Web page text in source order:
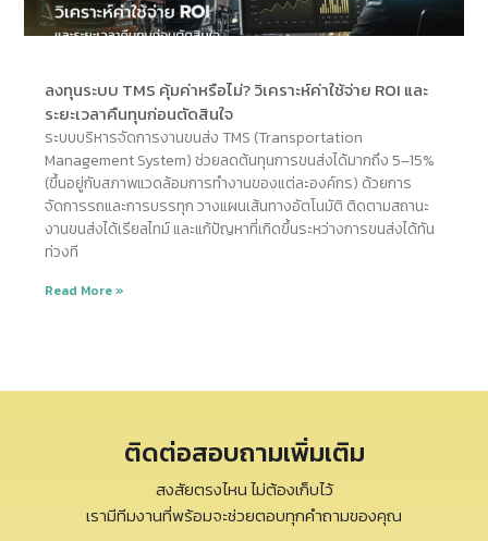
ลงทุนระบบ TMS คุ้มค่าหรือไม่? วิเคราะห์ค่าใช้จ่าย ROI และ
ระยะเวลาคืนทุนก่อนตัดสินใจ
ระบบบริหารจัดการงานขนส่ง TMS (Transportation
Management System) ช่วยลดต้นทุนการขนส่งได้มากถึง 5–15%
(ขึ้นอยู่กับสภาพแวดล้อมการทำงานของแต่ละองค์กร) ด้วยการ
จัดการรถและการบรรทุก วางแผนเส้นทางอัตโนมัติ ติดตามสถานะ
งานขนส่งได้เรียลไทม์ และแก้ปัญหาที่เกิดขึ้นระหว่างการขนส่งได้ทัน
ท่วงที
Read More »
ติดต่อสอบถามเพิ่มเติม
สงสัยตรงไหน ไม่ต้องเก็บไว้
เรามีทีมงานที่พร้อมจะช่วยตอบทุกคำถามของคุณ